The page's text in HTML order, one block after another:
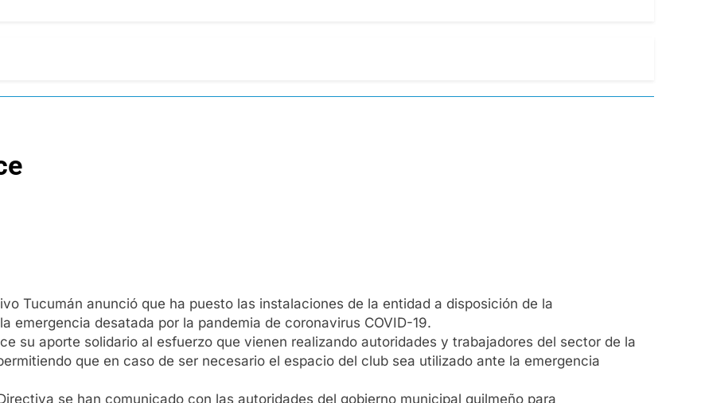
Tucumán anunció que ha puesto las instalaciones de la entidad a disposición de la
emergencia desatada por la pandemia de coronavirus COVID-19.
su aporte solidario al esfuerzo que vienen realizando autoridades y trabajadores del sector de la
que en caso de ser necesario el espacio del club sea utilizado ante la emergencia
se han comunicado con las autoridades del gobierno municipal quilmeño para